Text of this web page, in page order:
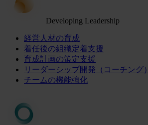
Developing Leadership
経営人材の育成
着任後の組織定着支援
育成計画の策定支援
リーダーシップ開発（コーチング）
チームの機能強化